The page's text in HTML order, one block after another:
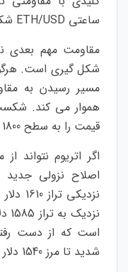
ساعتی ETH/USD شکل می گیرد.
شکل گیری است.
هموار می کند.
قیمت را به سطح 1800 دلار برساند.
اصلاح نزولی
است که از دست
شدید تا مرز 1540 دلار شود.